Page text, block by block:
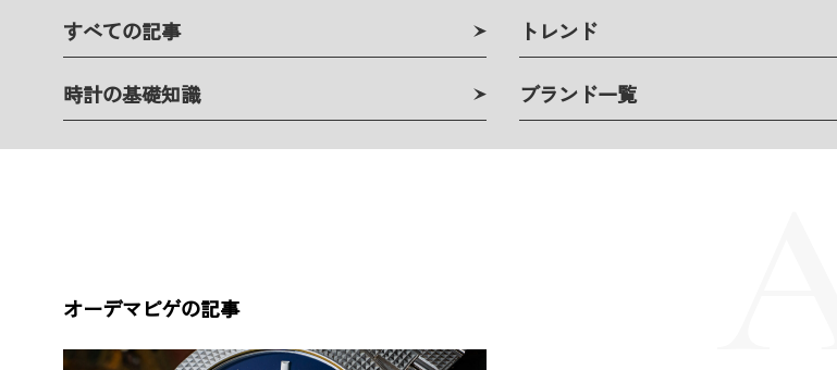
すべての記事 トレンド
時計の基礎知識 ブランド一覧
オーデマピゲの記事